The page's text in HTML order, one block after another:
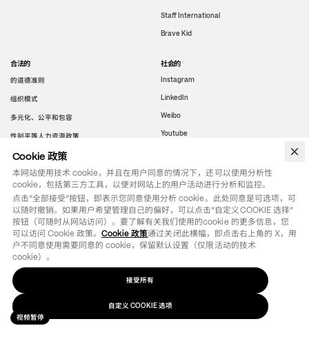
视频暂停
Staff International
Brave Kid
合法的
的道德准则
组织模式
多元化、公平和包容
性别平等人力资源政策
行为准则
举报
社会的
Instagram
LinkedIn
Weibo
Youtube
WeChat
Cookie 政策
本网站使用技术 cookie，并且在用户同意的情况下，还可以使用分析性
cookie，包括第三方工具，以便对网站上的用户活动进行分析和监控。
点击“全部接受”按钮，即表示您同意使用分析 cookie。此处同意是可选项，可
以随时撤销。如果用户希望管理自己的偏好，可以点击“自定义COOKIE 选择”
按钮（可随时从网站访问）。要了解有关我们使用的cookie 的更多信息，您
可以访问 Cookie 政策。Cookie 政策通过关闭此横幅，即点击右上角的 X，用
户不同意使用需要同意的 cookie，保留默认设置（仅限活动的技术
cookie）。
接受所有
自定义 COOKIE 选项